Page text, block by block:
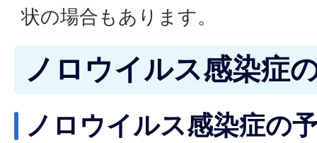
状の場合もあります。
ノロウイルス感染症
ノロウイルス感染症の